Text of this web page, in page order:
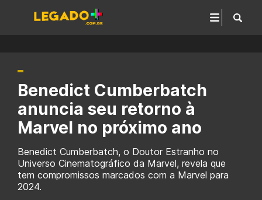
Benedict Cumberbatch
anuncia seu retorno à
Marvel no próximo ano
Benedict Cumberbatch, o Doutor Estranho no
Universo Cinematográfico da Marvel, revela que
tem compromissos marcados com a Marvel para
2024.